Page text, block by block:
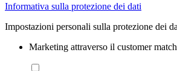
Informativa sulla protezione dei dati
Impostazioni personali sulla protezione dei
Marketing attraverso il customer match